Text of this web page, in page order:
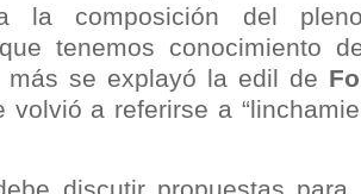
la composición del
tenemos conocimiento
más se explayó la edil de
volvió a referirse a
discutir propuestas